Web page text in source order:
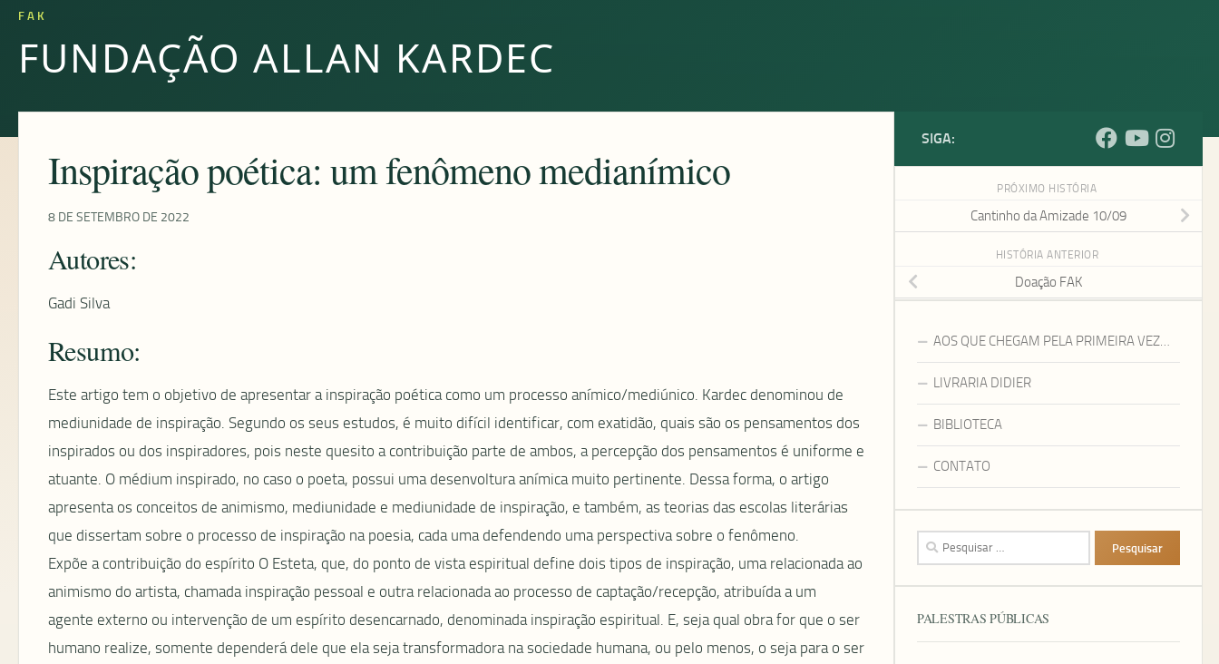
FAK
FUNDAÇÃO ALLAN KARDEC
Inspiração poética: um fenômeno medianímico
8 DE SETEMBRO DE 2022
Autores:
Gadi Silva
Resumo:
Este artigo tem o objetivo de apresentar a inspiração poética como um processo anímico/mediúnico. Kardec denominou de
mediunidade de inspiração. Segundo os seus estudos, é muito difícil identificar, com exatidão, quais são os pensamentos dos
inspirados ou dos inspiradores, pois neste quesito a contribuição parte de ambos, a percepção dos pensamentos é uniforme e
atuante. O médium inspirado, no caso o poeta, possui uma desenvoltura anímica muito pertinente. Dessa forma, o artigo
apresenta os conceitos de animismo, mediunidade e mediunidade de inspiração, e também, as teorias das escolas literárias
que dissertam sobre o processo de inspiração na poesia, cada uma defendendo uma perspectiva sobre o fenômeno.
Expõe a contribuição do espírito O Esteta, que, do ponto de vista espiritual define dois tipos de inspiração, uma relacionada ao
animismo do artista, chamada inspiração pessoal e outra relacionada ao processo de captação/recepção, atribuída a um
agente externo ou intervenção de um espírito desencarnado, denominada inspiração espiritual. E, seja qual obra for que o ser
humano realize, somente dependerá dele que ela seja transformadora na sociedade humana, ou pelo menos, o seja para o ser
SIGA:
PRÓXIMO HISTÓRIA
Cantinho da Amizade 10/09
HISTÓRIA ANTERIOR
Doação FAK
AOS QUE CHEGAM PELA PRIMEIRA VEZ…
LIVRARIA DIDIER
BIBLIOTECA
CONTATO
Pesquisar
por:
PALESTRAS PÚBLICAS